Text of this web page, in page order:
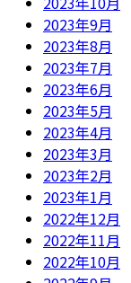
2023年9月
2023年8月
2023年7月
2023年6月
2023年5月
2023年4月
2023年3月
2023年2月
2023年1月
2022年12月
2022年11月
2022年10月